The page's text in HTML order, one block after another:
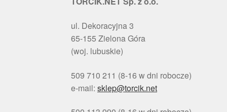
ul. Dekoracyjna 3
65-155 Zielona Góra
(woj. lubuskie)
509 710 211 (8-16 w dni robocze)
e-mail:sklep@torcik.net